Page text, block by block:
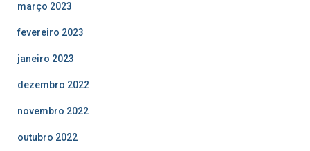
março 2023
fevereiro 2023
janeiro 2023
dezembro 2022
novembro 2022
outubro 2022